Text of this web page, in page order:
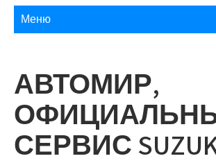
Меню
АВТОМИР,
СЕРВИС